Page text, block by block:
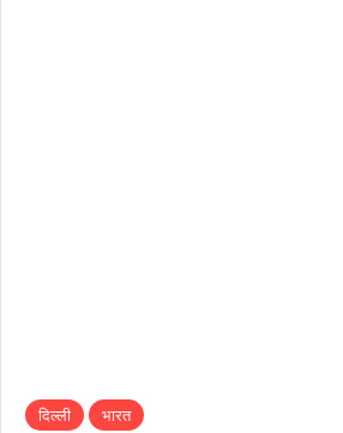
दिल्ली भारत